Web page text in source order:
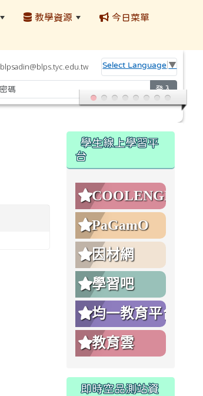
教學資源 今日菜單
blpsadin@blps.tyc.edu.tw Select Language ▼
登入
學生線上學習平
台
COOLENGLISH
PaGamO
因材網
學習吧
均一教育平台
教育雲
即時空品測站資